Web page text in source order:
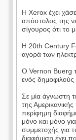
Η Xerox έχει
απόστολος της
σίγουρος ότι το
Η 20th Century
αγορά των
Ο Vernon Buerg
ενός
Σε μία άγνωστη
της
περίφημη
μόνο και μόνο
συμμετοχής για
διαφήμιση έχει